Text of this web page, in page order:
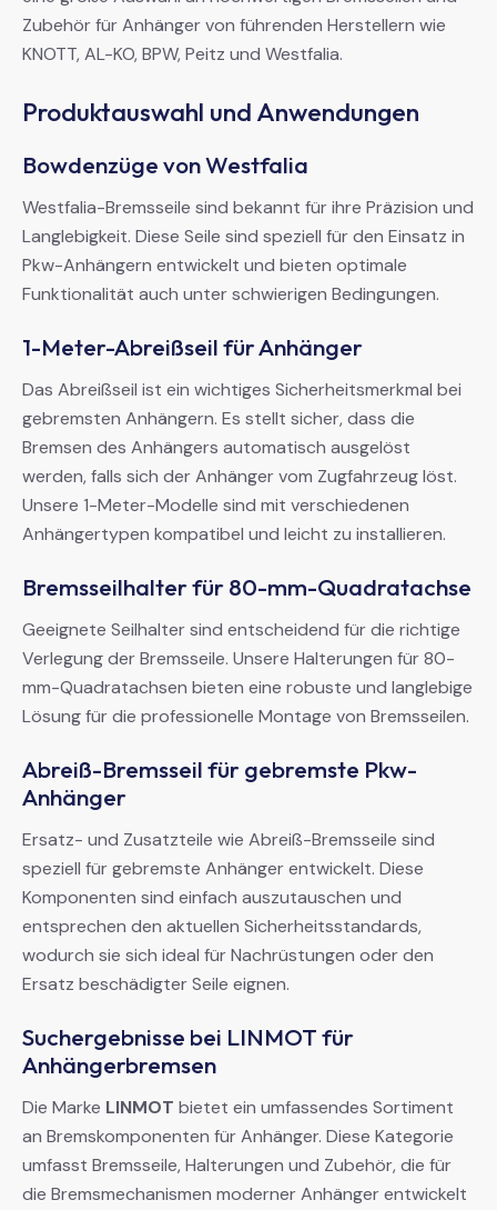
Zubehör für Anhänger von führenden Herstellern wie
KNOTT, AL-KO, BPW, Peitz und Westfalia.
Produktauswahl und Anwendungen
Bowdenzüge von Westfalia
Westfalia-Bremsseile sind bekannt für ihre Präzision und
Langlebigkeit. Diese Seile sind speziell für den Einsatz in
Pkw-Anhängern entwickelt und bieten optimale
Funktionalität auch unter schwierigen Bedingungen.
1-Meter-Abreißseil für Anhänger
Das Abreißseil ist ein wichtiges Sicherheitsmerkmal bei
gebremsten Anhängern. Es stellt sicher, dass die
Bremsen des Anhängers automatisch ausgelöst
werden, falls sich der Anhänger vom Zugfahrzeug löst.
Unsere 1-Meter-Modelle sind mit verschiedenen
Anhängertypen kompatibel und leicht zu installieren.
Bremsseilhalter für 80-mm-Quadratachse
Geeignete Seilhalter sind entscheidend für die richtige
Verlegung der Bremsseile. Unsere Halterungen für 80-
mm-Quadratachsen bieten eine robuste und langlebige
Lösung für die professionelle Montage von Bremsseilen.
Abreiß-Bremsseil für gebremste Pkw-
Anhänger
Ersatz- und Zusatzteile wie Abreiß-Bremsseile sind
speziell für gebremste Anhänger entwickelt. Diese
Komponenten sind einfach auszutauschen und
entsprechen den aktuellen Sicherheitsstandards,
wodurch sie sich ideal für Nachrüstungen oder den
Ersatz beschädigter Seile eignen.
Suchergebnisse bei LINMOT für
Anhängerbremsen
Die Marke LINMOT bietet ein umfassendes Sortiment
an Bremskomponenten für Anhänger. Diese Kategorie
umfasst Bremsseile, Halterungen und Zubehör, die für
die Bremsmechanismen moderner Anhänger entwickelt